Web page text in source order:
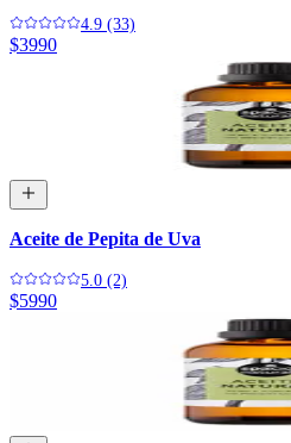
4.9 (33)
$3990
Aceite de Pepita de Uva
5.0 (2)
$5990